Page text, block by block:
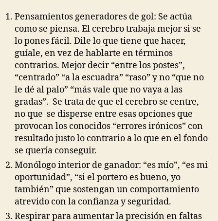
Pensamientos generadores de gol: Se actúa
como se piensa. El cerebro trabaja mejor si se
lo pones fácil. Dile lo que tiene que hacer,
guíale, en vez de hablarte en términos
contrarios. Mejor decir “entre los postes”,
“centrado” “a la escuadra” “raso” y no “que no
le dé al palo” “más vale que no vaya a las
gradas”. Se trata de que el cerebro se centre,
no que se disperse entre esas opciones que
provocan los conocidos “errores irónicos” con
resultado justo lo contrario a lo que en el fondo
se quería conseguir.
Monólogo interior de ganador: “es mío”, “es mi
oportunidad”, “si el portero es bueno, yo
también” que sostengan un comportamiento
atrevido con la confianza y seguridad.
Respirar para aumentar la precisión en faltas